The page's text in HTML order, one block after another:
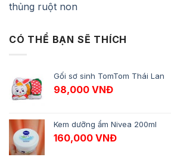
thủng ruột non
CÓ THỂ BẠN SẼ THÍCH
Gối sơ sinh TomTom Thái Lan
98,000 VNĐ
Kem dưỡng ẩm Nivea 200ml
160,000 VNĐ